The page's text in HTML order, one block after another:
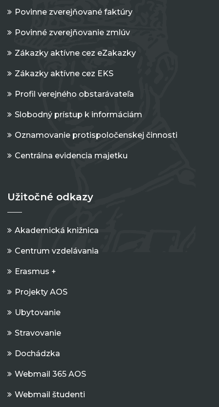
Povinne zverejňované faktúry
Povinné zverejňovanie zmlúv
Zákazky aktívne cez eZakazky
Zákazky aktívne cez EKS
Profil verejného obstarávateľa
Slobodný prístup k informáciám
Oznamovanie protispoločenskej činnosti
Centrálna evidencia majetku
Užitočné odkazy
Akademická knižnica
Centrum vzdelávania
Erasmus +
Projekty AOS
Ubytovanie
Stravovanie
Dochádzka
Webmail 365 AOS
Webmail študenti